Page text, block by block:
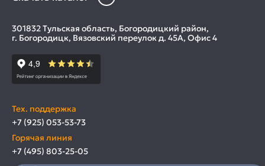
301832 Тульская область, Богородицкий район,
г. Богородицк, Вязовский переулок д. 45А, Офис 4
Тех. поддержка
+7 (925) 053-53-73
Горячая линия
+7 (495) 803-25-05